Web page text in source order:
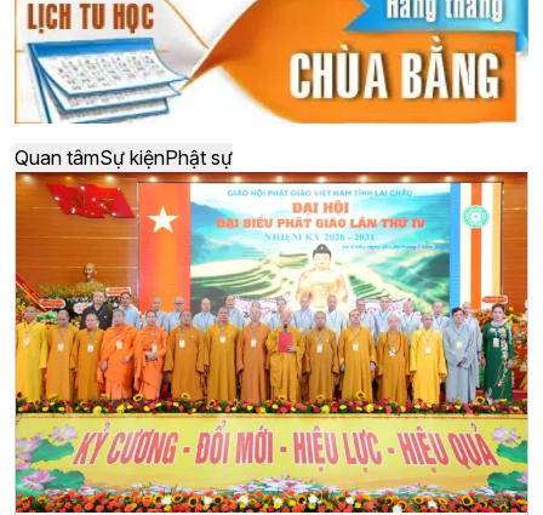
Quan tâmSự kiệnPhật sự